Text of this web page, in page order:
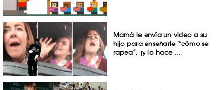
Mamá le envía un video a su
hijo para enseñarle “cómo se
rapea”; ¡y lo hace ...